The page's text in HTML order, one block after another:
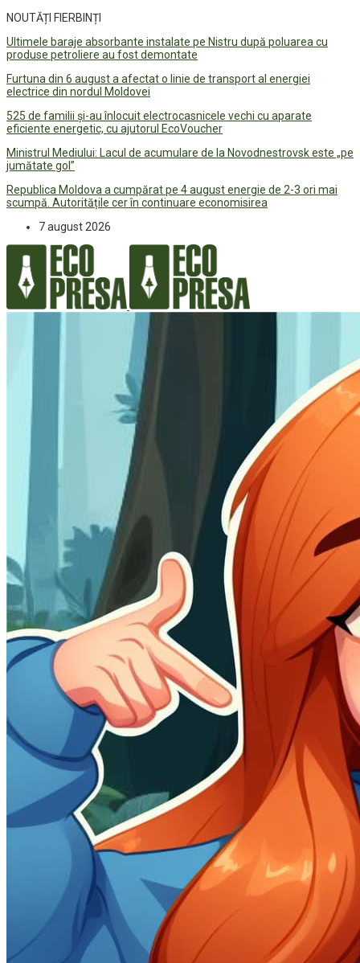
NOUTĂȚI FIERBINȚI
Ultimele baraje absorbante instalate pe Nistru după poluarea cu
produse petroliere au fost demontate
Furtuna din 6 august a afectat o linie de transport al energiei
electrice din nordul Moldovei
525 de familii și-au înlocuit electrocasnicele vechi cu aparate
eficiente energetic, cu ajutorul EcoVoucher
Ministrul Mediului: Lacul de acumulare de la Novodnestrovsk este „pe
jumătate gol”
Republica Moldova a cumpărat pe 4 august energie de 2-3 ori mai
scumpă. Autoritățile cer în continuare economisirea
7 august 2026